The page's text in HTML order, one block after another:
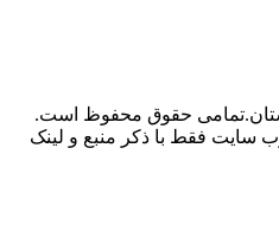
سایت فقط با ذکر منبع و لینک